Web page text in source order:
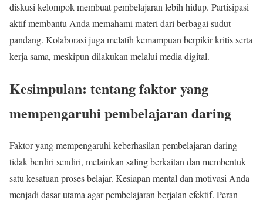
diskusi kelompok membuat pembelajaran lebih hidup. Partisipasi
aktif membantu Anda memahami materi dari berbagai sudut
pandang. Kolaborasi juga melatih kemampuan berpikir kritis serta
kerja sama, meskipun dilakukan melalui media digital.
Kesimpulan: tentang faktor yang
mempengaruhi pembelajaran daring
Faktor yang mempengaruhi keberhasilan pembelajaran daring
tidak berdiri sendiri, melainkan saling berkaitan dan membentuk
satu kesatuan proses belajar. Kesiapan mental dan motivasi Anda
menjadi dasar utama agar pembelajaran berjalan efektif. Peran